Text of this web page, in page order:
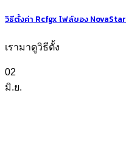
วิธีตั้งค่า Rcfgx ไฟล์ของ NovaStar
เรามาดูวิธีตั้ง
02
มิ.ย.